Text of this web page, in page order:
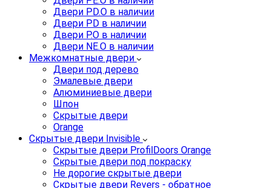
Двери PD.O в наличии
Двери PD в наличии
Двери P.O в наличии
Двери NE.O в наличии
Межкомнатные двери
Двери под дерево
Эмалевые двери
Алюминиевые двери
Шпон
Скрытые двери
Orange
Скрытые двери Invisible
Скрытые двери ProfilDoors Orange
Скрытые двери под покраску
Не дорогие скрытые двери
Скрытые двери Revers - обратное